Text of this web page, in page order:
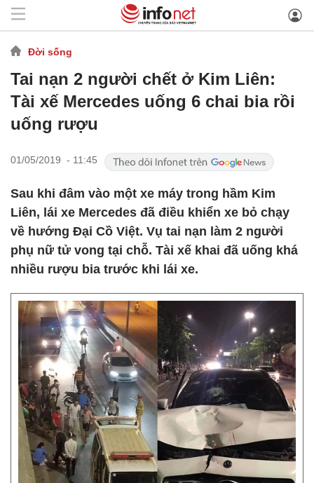
Đời sống
Tai nạn 2 người chết ở Kim Liên:
Tài xế Mercedes uống 6 chai bia rồi
uống rượu
01/05/2019 - 11:45
Sau khi đâm vào một xe máy trong hầm Kim
Liên, lái xe Mercedes đã điều khiển xe bỏ chạy
về hướng Đại Cồ Việt. Vụ tai nạn làm 2 người
phụ nữ tử vong tại chỗ. Tài xế khai đã uống khá
nhiều rượu bia trước khi lái xe.